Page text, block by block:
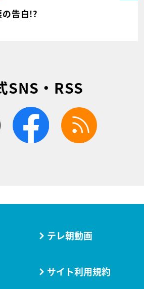
告白!?
SNS・RSS
twitter facebook
テレ朝動画
サイト利用規約